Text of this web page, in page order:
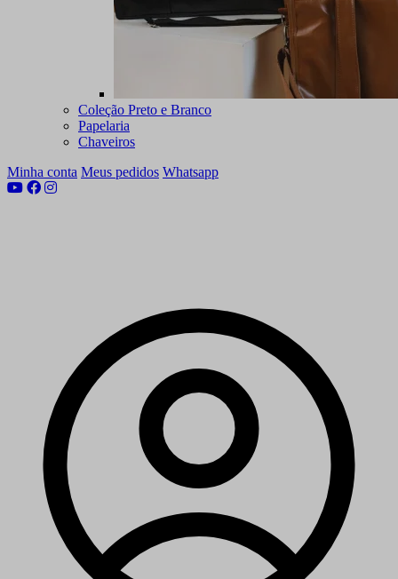
Coleção Preto e Branco
Papelaria
Chaveiros
Minha conta Meus pedidos Whatsapp